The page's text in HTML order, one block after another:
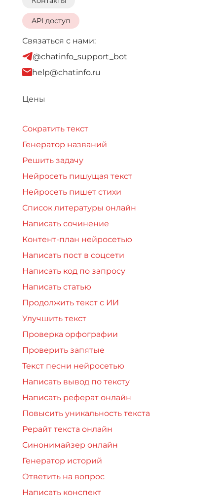
API доступ
Связаться с нами:
@chatinfo_support_bot
help@chatinfo.ru
Цены
Сократить текст
Генератор названий
Решить задачу
Нейросеть пишущая текст
Нейросеть пишет стихи
Список литературы онлайн
Написать сочинение
Контент-план нейросетью
Написать пост в соцсети
Написать код по запросу
Написать статью
Продолжить текст с ИИ
Улучшить текст
Проверка орфографии
Проверить запятые
Текст песни нейросетью
Написать вывод по тексту
Написать реферат онлайн
Повысить уникальность текста
Рерайт текста онлайн
Синонимайзер онлайн
Генератор историй
Ответить на вопрос
Написать конспект